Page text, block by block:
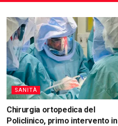
SANITÀ
Chirurgia ortopedica del
Policlinico, primo intervento in